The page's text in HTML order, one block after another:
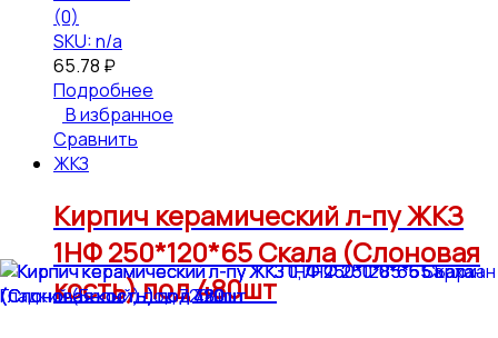
(0)
SKU: n/a
65.78 ₽
Подробнее
В избранное
Сравнить
ЖКЗ
Кирпич керамический л-пу ЖКЗ
1НФ 250*120*65 Скала (Слоновая
кость) под 480шт